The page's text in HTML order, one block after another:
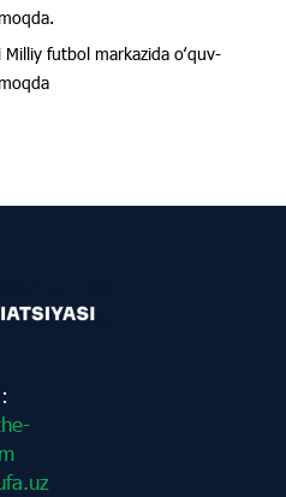
futbol markazida oʻquv-